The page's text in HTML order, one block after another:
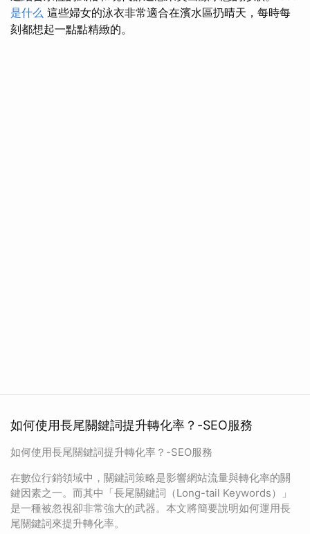
是什么 這些婦女的泳衣非常適合在濱水區扔晴天，每時每
刻都想起一點點精緻的。
如何使用長尾關鍵詞提升轉化率？-SEO服務
如何使用長尾關鍵詞提升轉化率？-SEO服務
在數位行銷領域中，關鍵詞策略是影響網站流量與轉化率的關
鍵因素之一。而其中「長尾關鍵詞（Long-tail Keywords）」
是一種被忽視卻非常強大的武器。本文將簡要說明如何運用長
尾關鍵詞來提升轉化率。